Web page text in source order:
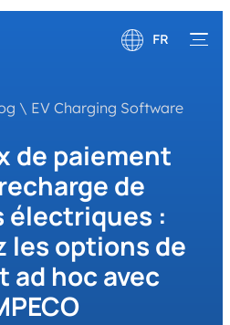
FR
Deutsch
\ EV Charging Software
de paiement
de
électriques :
les options de
ad hoc avec